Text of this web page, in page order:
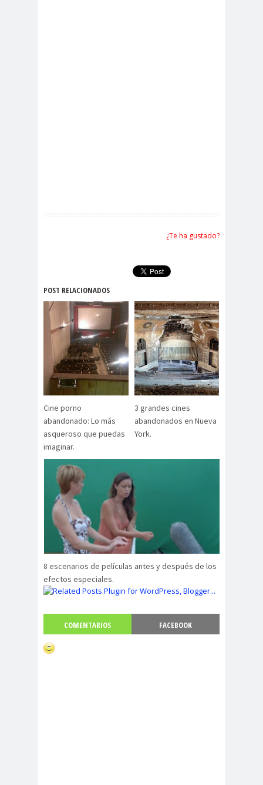
¿Te ha gustado?
POST RELACIONADOS
Cine porno
abandonado: Lo más
asqueroso que puedas
imaginar.
3 grandes cines
abandonados en Nueva
York.
8 escenarios de películas antes y después de los
efectos especiales.
COMENTARIOS FACEBOOK